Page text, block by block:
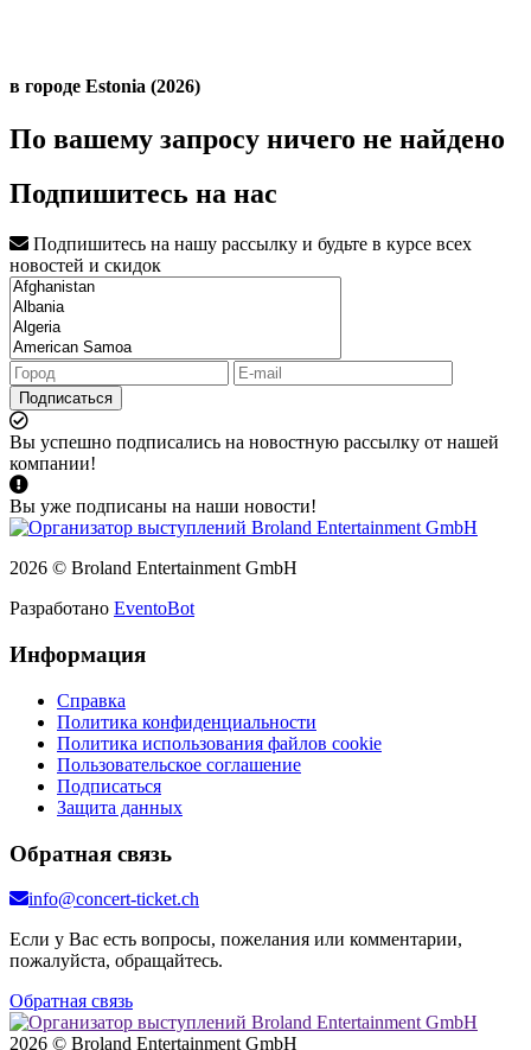
в городе Estonia (2026)
По вашему запросу ничего не найдено
Подпишитесь на нас
Подпишитесь на нашу рассылку и будьте в курсе всех
новостей и скидок
Подписаться
Вы успешно подписались на новостную рассылку от нашей
компании!
Вы уже подписаны на наши новости!
2026 © Broland Entertainment GmbH
Разработано EventoBot
Информация
Справка
Политика конфиденциальности
Политика использования файлов cookie
Пользовательское соглашение
Подписаться
Защита данных
Обратная связь
info@concert-ticket.ch
Если у Вас есть вопросы, пожелания или комментарии,
пожалуйста, обращайтесь.
Обратная связь
2026 © Broland Entertainment GmbH